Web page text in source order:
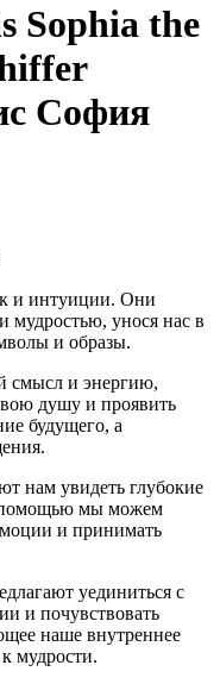
Sophia the
София
и интуиции. Они
мудростью, унося нас в
и образы.
смысл и энергию,
душу и проявить
будущего, а
нам увидеть глубокие
помощью мы можем
и принимать
уединиться с
и почувствовать
наше внутреннее
мудрости.